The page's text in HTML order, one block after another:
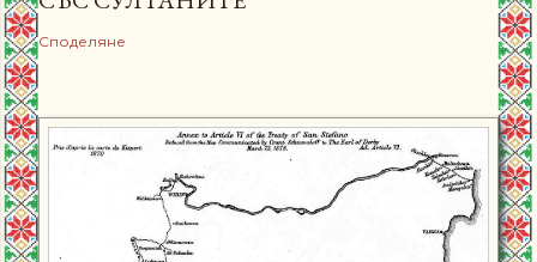
Споделяне